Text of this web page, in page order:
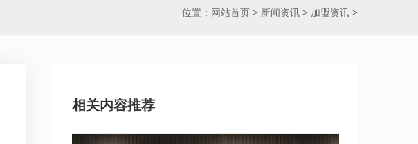
位置： 网站首页 > 新闻资讯 > 加盟资讯 >
相关内容推荐